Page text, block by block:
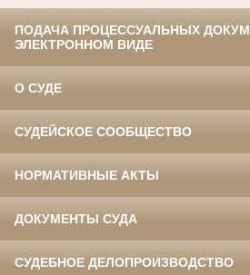
ПОДАЧА ПРОЦЕССУАЛЬНЫХ
ЭЛЕКТРОННОМ ВИДЕ
О СУДЕ
СУДЕЙСКОЕ СООБЩЕСТВО
НОРМАТИВНЫЕ АКТЫ
ДОКУМЕНТЫ СУДА
СУДЕБНОЕ ДЕЛОПРОИЗВОДСТВО